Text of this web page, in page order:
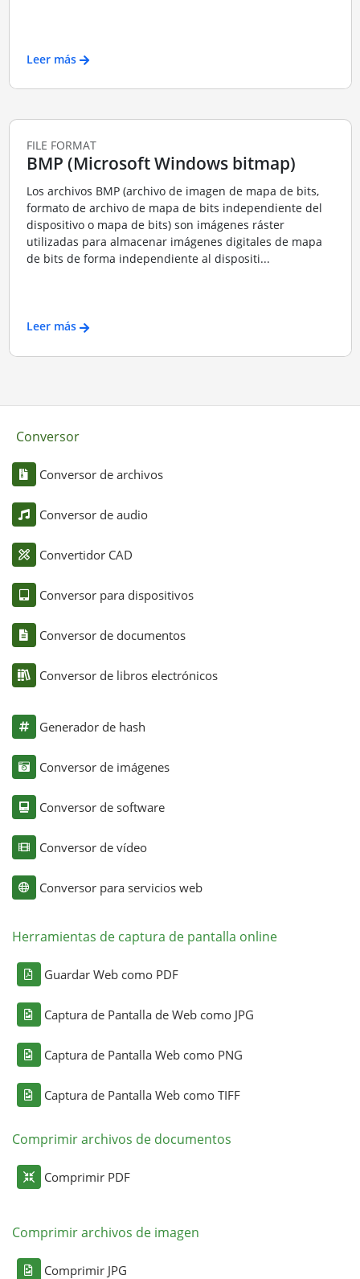
Leer más
FILE FORMAT
BMP (Microsoft Windows bitmap)
Los archivos BMP (archivo de imagen de mapa de bits,
formato de archivo de mapa de bits independiente del
dispositivo o mapa de bits) son imágenes ráster
utilizadas para almacenar imágenes digitales de mapa
de bits de forma independiente al dispositi...
Leer más
Conversor
Conversor de archivos
Conversor de audio
Convertidor CAD
Conversor para dispositivos
Conversor de documentos
Conversor de libros electrónicos
Generador de hash
Conversor de imágenes
Conversor de software
Conversor de vídeo
Conversor para servicios web
Herramientas de captura de pantalla online
Guardar Web como PDF
Captura de Pantalla de Web como JPG
Captura de Pantalla Web como PNG
Captura de Pantalla Web como TIFF
Comprimir archivos de documentos
Comprimir PDF
Comprimir archivos de imagen
Comprimir JPG